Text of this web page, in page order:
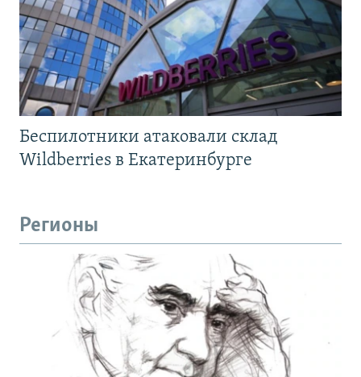
Беспилотники атаковали склад
Wildberries в Екатеринбурге
Регионы